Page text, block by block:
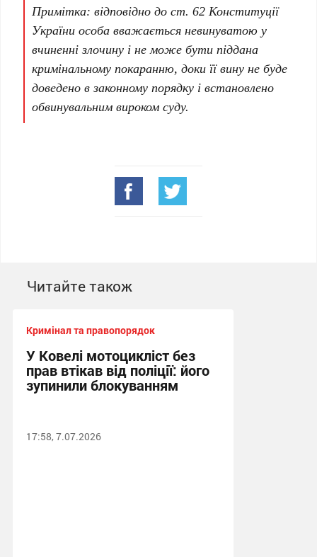
Примітка: відповідно до ст. 62 Конституції
України особа вважається невинуватою у
вчиненні злочину і не може бути піддана
кримінальному покаранню, доки її вину не буде
доведено в законному порядку і встановлено
обвинувальним вироком суду.
Читайте також
Кримінал та правопорядок
У Ковелі мотоцикліст без
прав втікав від поліції: його
зупинили блокуванням
17:58, 7.07.2026